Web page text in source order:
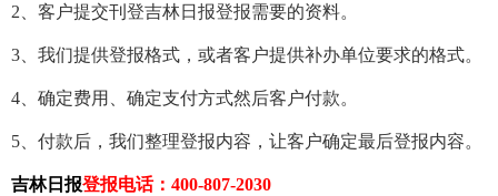
2、客户提交刊登吉林日报登报需要的资料。
3、我们提供登报格式，或者客户提供补办单位要求的格式。
4、确定费用、确定支付方式然后客户付款。
5、付款后，我们整理登报内容，让客户确定最后登报内容。
吉林日报登报电话：400-807-2030